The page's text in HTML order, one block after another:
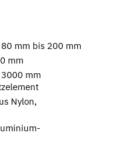
mm bis 200 mm
mm
mm
Nylon,